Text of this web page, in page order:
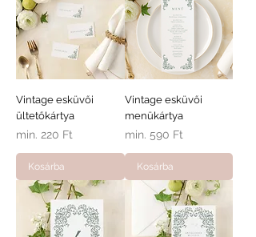
Vintage esküvői
ültetőkártya
min. 220 Ft
Akciós ár
Kosárba
Vintage esküvői
menükártya
min. 590 Ft
Akciós ár
Kosárba